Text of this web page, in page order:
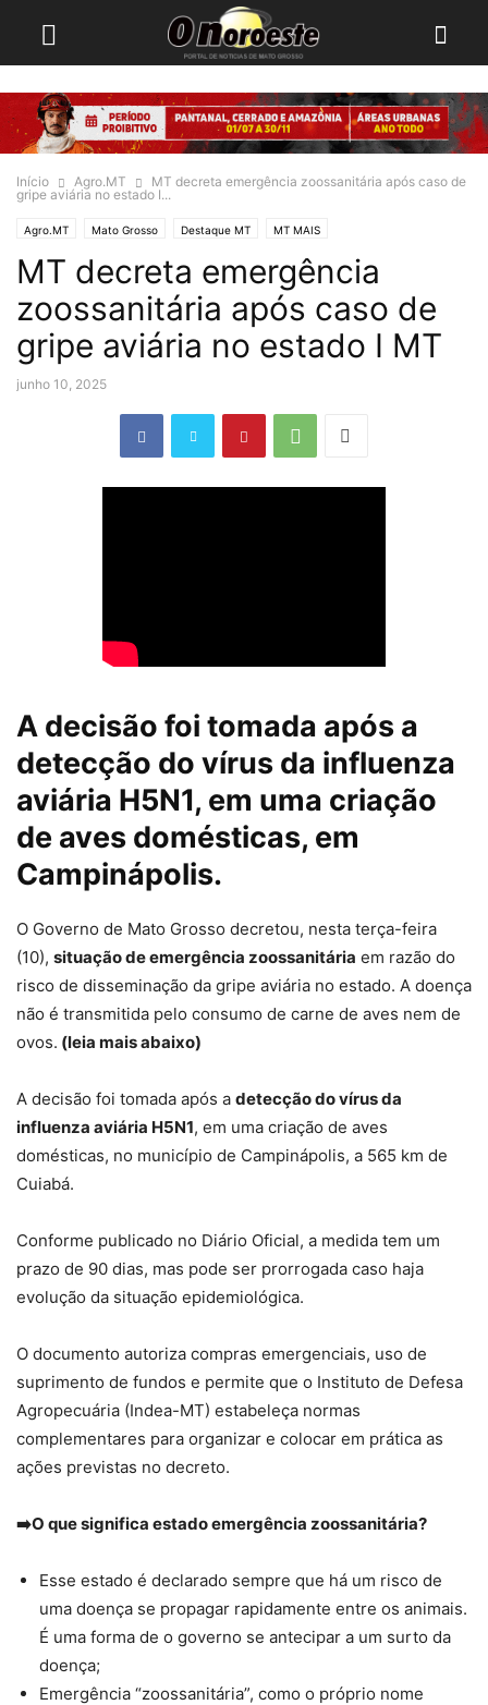
Início Agro.MT
MT decreta emergência zoossanitária após caso de
gripe aviária no estado I...
Agro.MT Mato Grosso Destaque MT MT MAIS
MT decreta emergência
zoossanitária após caso de
gripe aviária no estado I MT
junho 10, 2025
A decisão foi tomada após a
detecção do vírus da influenza
aviária H5N1, em uma criação
de aves domésticas, em
Campinápolis.
O Governo de Mato Grosso decretou, nesta terça-feira
(10), situação de emergência zoossanitária em razão do
risco de disseminação da gripe aviária no estado. A doença
não é transmitida pelo consumo de carne de aves nem de
ovos. (leia mais abaixo)
A decisão foi tomada após a detecção do vírus da
influenza aviária H5N1, em uma criação de aves
domésticas, no município de Campinápolis, a 565 km de
Cuiabá.
Conforme publicado no Diário Oficial, a medida tem um
prazo de 90 dias, mas pode ser prorrogada caso haja
evolução da situação epidemiológica.
O documento autoriza compras emergenciais, uso de
suprimento de fundos e permite que o Instituto de Defesa
Agropecuária (Indea-MT) estabeleça normas
complementares para organizar e colocar em prática as
ações previstas no decreto.
➡️O que significa estado emergência zoossanitária?
Esse estado é declarado sempre que há um risco de
uma doença se propagar rapidamente entre os animais.
É uma forma de o governo se antecipar a um surto da
doença;
Emergência “zoossanitária”, como o próprio nome